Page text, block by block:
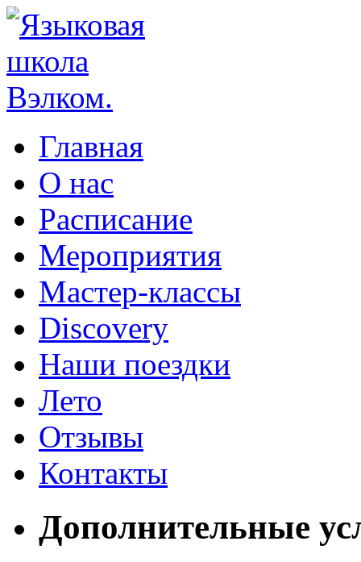
Главная
О нас
Расписание
Мероприятия
Мастер-классы
Discovery
Наши поездки
Лето
Отзывы
Контакты
Дополнительные